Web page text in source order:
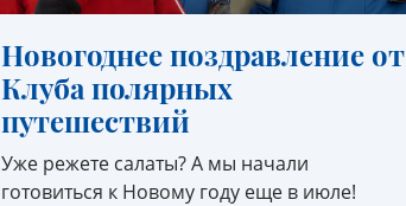
Новогоднее поздравление от
Клуба полярных
путешествий
Уже режете салаты? А мы начали
готовиться к Новому году еще в июле!